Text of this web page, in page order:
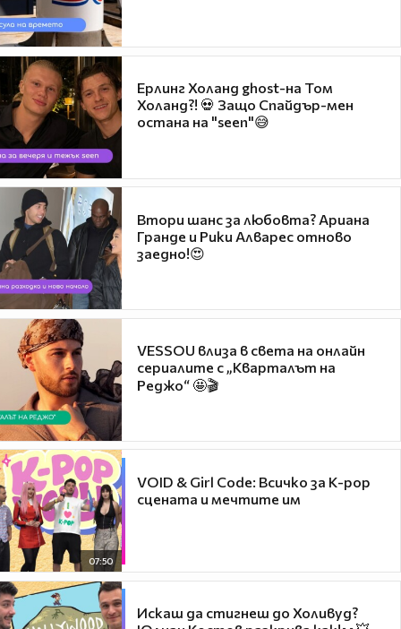
Ерлинг Холанд ghost-на Том
Холанд?! 💀 Защо Спайдър-мен
остана на "seen"😅
Втори шанс за любовта? Ариана
Гранде и Рики Алварес отново
заедно!😍
VESSOU влиза в света на онлайн
сериалите с „Кварталът на
Реджо“ 🤩🎬
07:50
VOID & Girl Code: Всичко за K-pop
сцената и мечтите им
Искаш да стигнеш до Холивуд?